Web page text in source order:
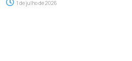
1 de julho de 2026